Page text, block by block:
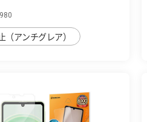
（アンチグレア）